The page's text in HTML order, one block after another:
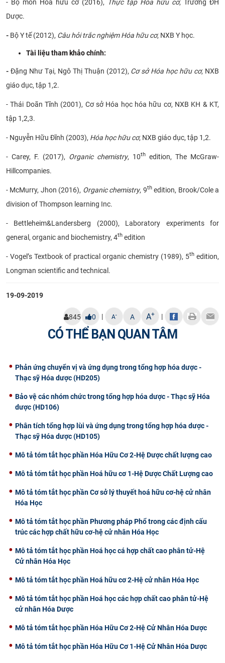
- Bộ môn Hóa hữu cơ (2016), Thực tập Hóa hữu cơ, Trường ĐH
Dược.
- Bộ Y tế (2012), Câu hỏi trắc nghiệm Hóa hữu cơ, NXB Y học.
​Tài liệu tham khảo chính:
- Đặng Như Tại, Ngô Thị Thuận (2012), Cơ sở Hóa học hữu cơ, NXB
giáo dục, tập 1,2.
- Thái Doãn Tĩnh (2001), Cơ sở Hóa học hóa hữu cơ, NXB KH & KT,
tập 1,2,3.
- Nguyễn Hữu Đĩnh (2003), Hóa học hữu cơ, NXB giáo dục, tập 1,2.
- Carey, F. (2017), Organic chemistry, 10th edition, The McGraw-
Hillcompanies.
- McMurry, Jhon (2016), Organic chemistry, 9thedition, Brook/Cole a
division of Thompson learning Inc.
- Bettleheim&Landersberg (2000), Laboratory experiments for
general, organic and biochemistry, 4th edition
- Vogel’s Textbook of practical organic chemistry (1989), 5th edition,
Longman scientific and technical.
19-09-2019
845 0 | A- A A+ |
CÓ THỂ BẠN QUAN TÂM
Phản ứng chuyển vị và ứng dụng trong tổng hợp hóa dược -
Thạc sỹ Hóa dược (HD205)
Bảo vệ các nhóm chức trong tổng hợp hóa dược - Thạc sỹ Hóa
dược (HD106)
Phân tích tổng hợp lùi và ứng dụng trong tổng hợp hóa dược -
Thạc sỹ Hóa dược (HD105)
Mô tả tóm tắt học phần Hóa Hữu Cơ 2-Hệ Dược chất lượng cao
Mô tả tóm tắt học phần Hoá hữu cơ 1-Hệ Dược Chất Lượng cao
Mô tả tóm tắt học phần Cơ sở lý thuyết hoá hữu cơ-hệ cử nhân
Hóa Học
Mô tả tóm tắt học phần Phương pháp Phổ trong các định cấu
trúc các hợp chất hữu cơ-hệ cử nhân Hóa Học
Mô tả tóm tắt học phần Hoá học cá hợp chất cao phân tử-Hệ
Cử nhân Hóa Học
Mô tả tóm tắt học phần Hoá hữu cơ 2-Hệ cử nhân Hóa Học
Mô tả tóm tắt học phần Hoá học các hợp chất cao phân tử-Hệ
cử nhân Hóa Dược
Mô tả tóm tắt học phần Hóa Hữu Cơ 2-Hệ Cử Nhân Hóa Dược
Mô tả tóm tắt học phần Hóa Hữu Cơ 1-Hệ Cử Nhân Hóa Dược